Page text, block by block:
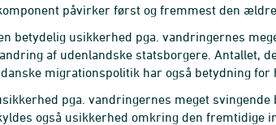
påvirker først og fremmest den
betydelig usikkerhed pga. vandringernes
af udenlandske statsborgere. Antallet,
migrationspolitik har også betydning
pga. vandringernes meget
også usikkerhed omkring den fremtidige